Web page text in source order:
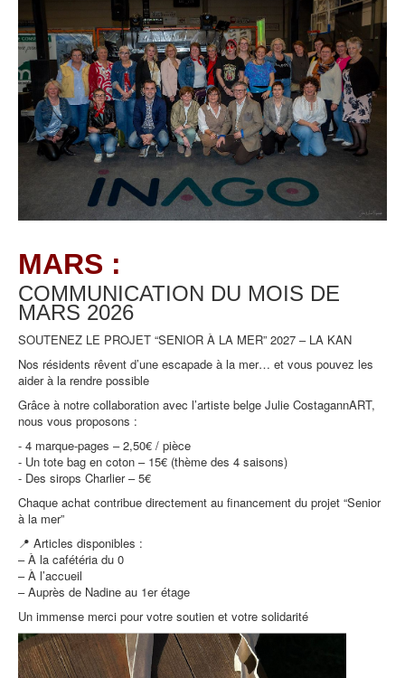
MARS :
COMMUNICATION DU MOIS DE
MARS 2026
SOUTENEZ LE PROJET “SENIOR À LA MER” 2027 – LA KAN
Nos résidents rêvent d’une escapade à la mer… et vous pouvez les
aider à la rendre possible
Grâce à notre collaboration avec l’artiste belge Julie CostagannART,
nous vous proposons :
- 4 marque-pages – 2,50€ / pièce
- Un tote bag en coton – 15€ (thème des 4 saisons)
- Des sirops Charlier – 5€
Chaque achat contribue directement au financement du projet “Senior
à la mer”
📍 Articles disponibles :
– À la cafétéria du 0
– À l’accueil
– Auprès de Nadine au 1er étage
Un immense merci pour votre soutien et votre solidarité